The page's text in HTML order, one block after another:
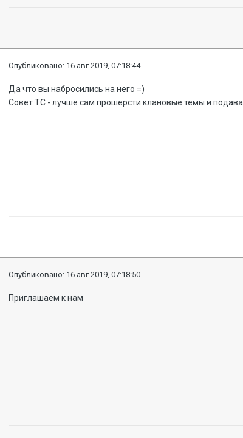
Опубликовано: 16 авг 2019, 07:18:44
Да что вы набросились на него =)
Совет ТС - лучше сам прошерсти клановые темы и
Опубликовано: 16 авг 2019, 07:18:50
Приглашаем к нам